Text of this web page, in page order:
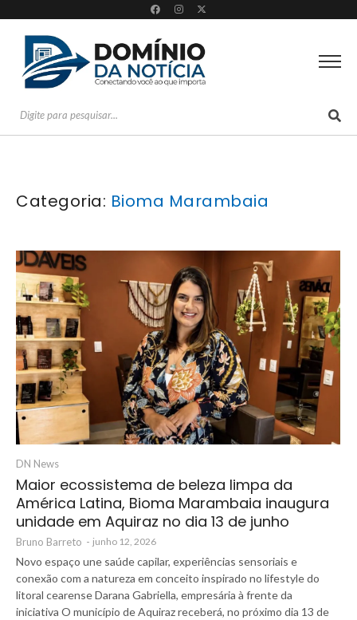
Categoria: Bioma Marambaia
DN News
Maior ecossistema de beleza limpa da
América Latina, Bioma Marambaia inaugura
unidade em Aquiraz no dia 13 de junho
Bruno Barreto - junho 12, 2026
Novo espaço une saúde capilar, experiências sensoriais e
conexão com a natureza em conceito inspirado no lifestyle do
litoral cearense Darana Gabriella, empresária à frente da
iniciativa O município de Aquiraz receberá, no próximo dia 13 de